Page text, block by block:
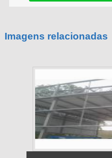
Imagens relacionadas